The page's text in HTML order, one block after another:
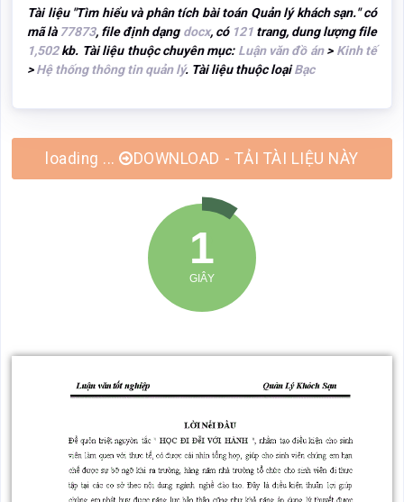
Tài liệu "Tìm hiểu và phân tích bài toán Quản lý khách sạn." có
mã là 77873, file định dạng docx, có 121trang, dung lượng file
1,502kb. Tài liệu thuộc chuyên mục: Luận văn đồ án> Kinh tế
>Hệ thống thông tin quản lý. Tài liệu thuộc loạiBạc
DOWNLOAD - TẢI TÀI LIỆU NÀY